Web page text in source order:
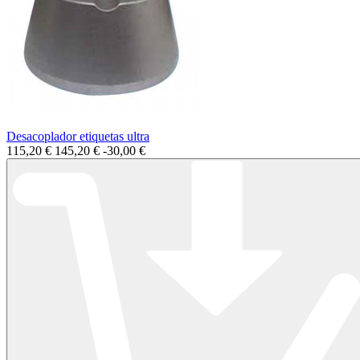
Desacoplador etiquetas ultra
115,20 € 145,20 € -30,00 €